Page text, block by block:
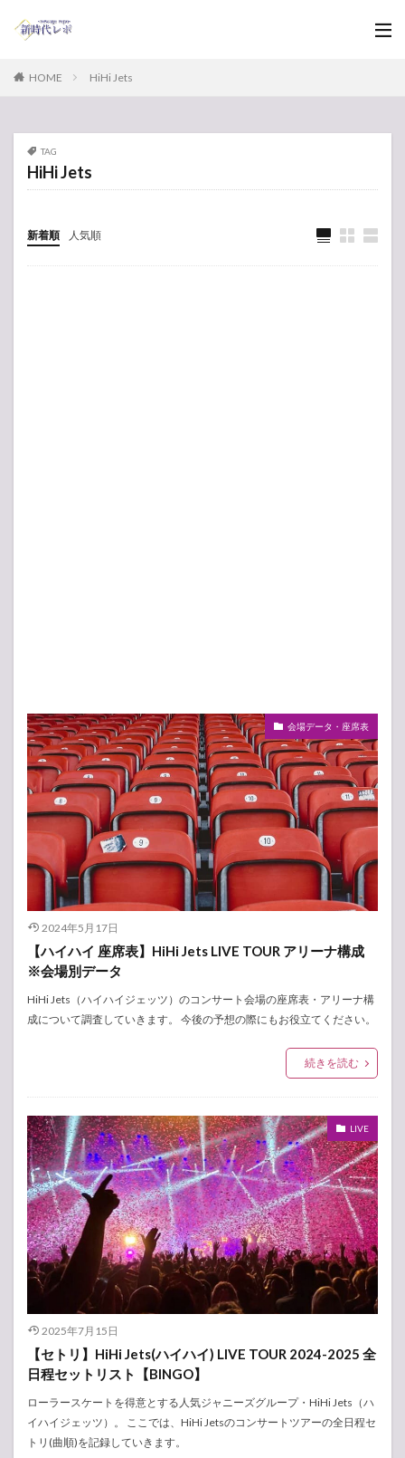
HOME HiHi Jets
TAG
HiHi Jets
新着順 人気順
会場データ・座席表
2024年5月17日
【ハイハイ 座席表】HiHi Jets LIVE TOUR アリーナ構成
※会場別データ
HiHi Jets（ハイハイジェッツ）のコンサート会場の座席表・アリーナ構
成について調査していきます。 今後の予想の際にもお役立てください。
続きを読む
LIVE
2025年7月15日
【セトリ】HiHi Jets(ハイハイ) LIVE TOUR 2024-2025 全
日程セットリスト【BINGO】
ローラースケートを得意とする人気ジャニーズグループ・HiHi Jets（ハ
イハイジェッツ）。 ここでは、HiHi Jetsのコンサートツアーの全日程セ
トリ(曲順)を記録していきます。